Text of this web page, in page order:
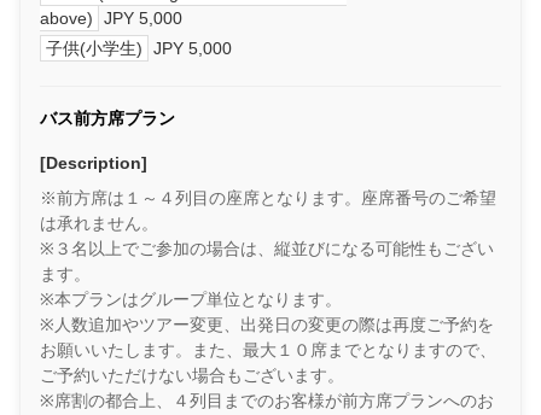
above)
JPY 5,000
子供(小学生)
JPY 5,000
バス前方席プラン
[Description]
※前方席は１～４列目の座席となります。座席番号のご希望
は承れません。
※３名以上でご参加の場合は、縦並びになる可能性もござい
ます。
※本プランはグループ単位となります。
※人数追加やツアー変更、出発日の変更の際は再度ご予約を
お願いいたします。また、最大１０席までとなりますので、
ご予約いただけない場合もございます。
※席割の都合上、４列目までのお客様が前方席プランへのお